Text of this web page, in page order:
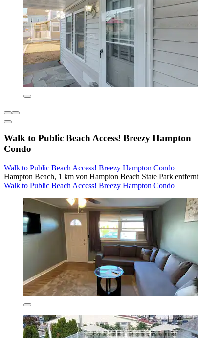
Walk to Public Beach Access! Breezy Hampton
Condo
Walk to Public Beach Access! Breezy Hampton Condo
Hampton Beach, 1 km von Hampton Beach State Park entfernt
Walk to Public Beach Access! Breezy Hampton Condo